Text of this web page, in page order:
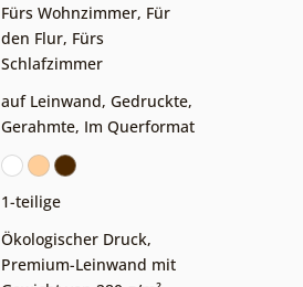
Fürs Wohnzimmer, Für
den Flur, Fürs
Schlafzimmer
auf Leinwand, Gedruckte,
Gerahmte, Im Querformat
1-teilige
Ökologischer Druck,
Premium-Leinwand mit